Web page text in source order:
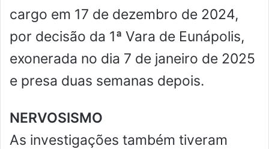
cargo em 17 de dezembro de 2024,
por decisão da 1ª Vara de Eunápolis,
exonerada no dia 7 de janeiro de 2025
e presa duas semanas depois.
NERVOSISMO
As investigações também tiveram